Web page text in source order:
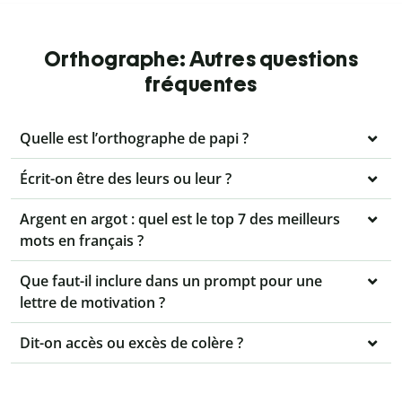
Orthographe: Autres questions
fréquentes
Quelle est l’orthographe de papi ?
Écrit-on être des leurs ou leur ?
Argent en argot : quel est le top 7 des meilleurs
mots en français ?
Que faut-il inclure dans un prompt pour une
lettre de motivation ?
Dit-on accès ou excès de colère ?